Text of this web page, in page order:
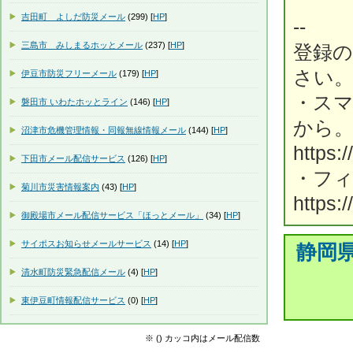
--
登録
さい。
・ス
から。
・フ
静岡
吉田町 よしだ防災メール (299) [HP]
三島市 みしまるホッとメール (237) [HP]
伊豆市防災フリーメール (179) [HP]
磐田市 いわたホッとライン (146) [HP]
沼津市危機管理情報・同報無線情報メール (144) [HP]
下田市メール配信サービス (126) [HP]
菊川市災害情報案内 (43) [HP]
御殿場市メール配信サービス「ほっとメール」 (34) [HP]
サイポスお知らせメールサービス (14) [HP]
清水町防災緊急配信メール (4) [HP]
東伊豆町情報配信サービス (0) [HP]
※ () カッコ内はメール配信数